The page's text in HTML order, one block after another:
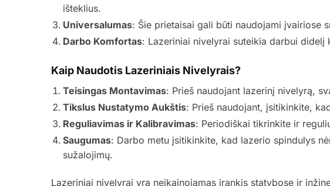
išteklius.
Universalumas: Šie prietaisai gali būti naudojami įvairiose
Darbo Komfortas: Lazeriniai nivelyrai suteikia darbui
Kaip Naudotis Lazeriniais Nivelyrais?
Teisingas Montavimas: Prieš naudojant lazerinį nivelyrą,
Tikslus Nustatymo Aukštis: Prieš naudojant, įsitikinkite,
Reguliavimas ir Kalibravimas: Periodiškai tikrinkite ir
Saugumas: Darbo metu įsitikinkite, kad lazerio spindulys
sužalojimų.
Lazeriniai nivelyrai yra neįkainojamas įrankis statybose ir